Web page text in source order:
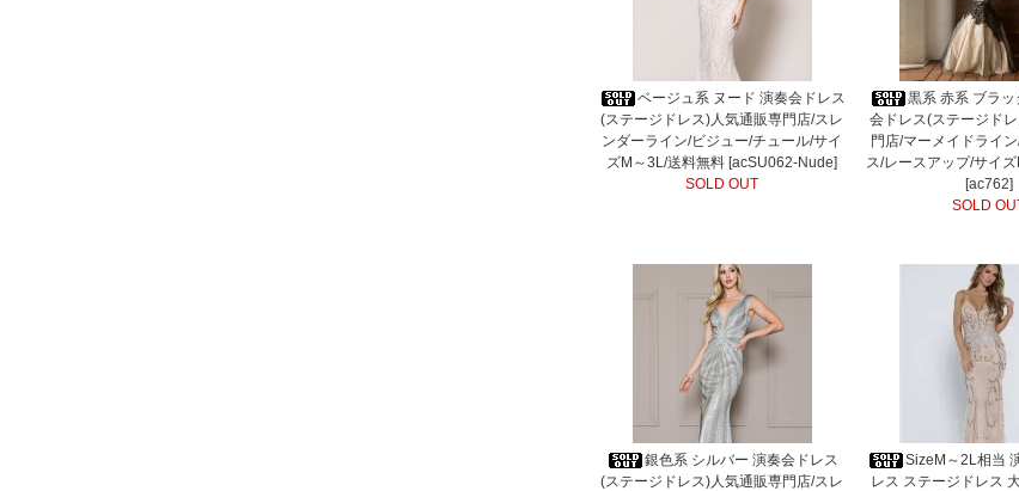
ベージュ系 ヌード 演奏会ドレス
(ステージドレス)人気通販専門店/スレ
ンダーライン/ビジュー/チュール/サイ
ズM～3L/送料無料 [acSU062-Nude]
SOLD OUT
黒系 赤系 ブラ
会ドレス(ステージド
門店/マーメイドライ
ス/レースアップ/サイ
[ac762]
SOLD
銀色系 シルバー 演奏会ドレス
(ステージドレス)人気通販専門店/スレ
SizeM～2L相当
レス ステージドレス